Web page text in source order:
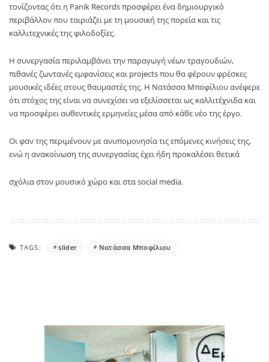
τονίζοντας ότι η Panik Records προσφέρει ένα δημιουργικό
περιβάλλον που ταιριάζει με τη μουσική της πορεία και τις
καλλιτεχνικές της φιλοδοξίες.
Η συνεργασία περιλαμβάνει την παραγωγή νέων τραγουδιών,
πιθανές ζωντανές εμφανίσεις και projects που θα φέρουν φρέσκες
μουσικές ιδέες στους θαυμαστές της. Η Νατάσσα Μποφίλιου ανέφερε
ότι στόχος της είναι να συνεχίσει να εξελίσσεται ως καλλιτέχνιδα και
να προσφέρει αυθεντικές ερμηνείες μέσα από κάθε νέο της έργο.
Οι φαν της περιμένουν με ανυπομονησία τις επόμενες κινήσεις της,
ενώ η ανακοίνωση της συνεργασίας έχει ήδη προκαλέσει θετικά
σχόλια στον μουσικό χώρο και στα social media.
TAGS: slider Νατάσσα Μποφίλιου